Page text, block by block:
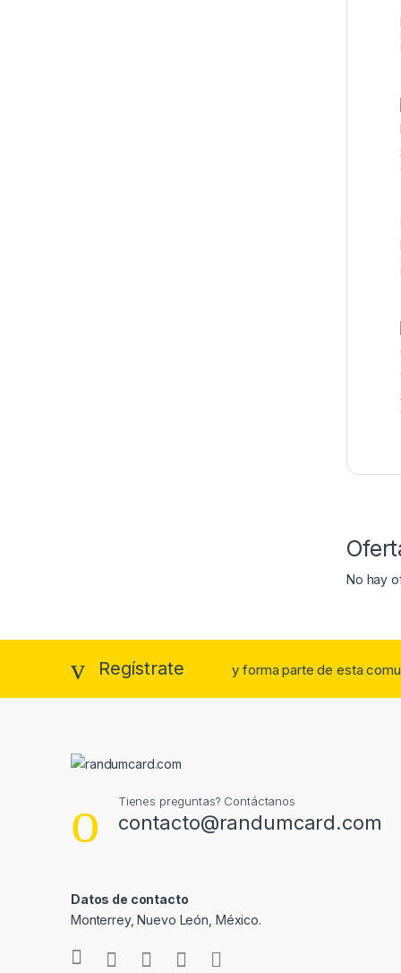
No hay
Regístrate y forma parte de esta
Tienes preguntas? Contáctanos
contacto@randumcard.com
Datos de contacto
Monterrey, Nuevo León, México.